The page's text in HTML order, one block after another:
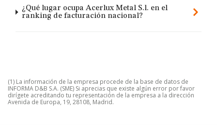
¿Qué lugar ocupa Acerlux Metal S.l. en el
ranking de facturación nacional?
(1) La información de la empresa procede de la base de datos de
INFORMA D&B S.A. (SME) Si aprecias que existe algún error por favor
dirígete acreditando tu representación de la empresa a la dirección
Avenida de Europa, 19, 28108, Madrid.